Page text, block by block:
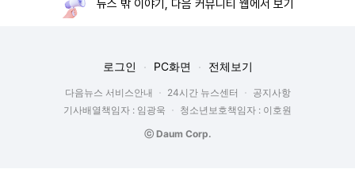
뉴스 밖 이야기, 다음 커뮤니티 웹에서 보기
로그인 PC화면 전체보기
다음뉴스 서비스안내 24시간 뉴스센터
공지사항
기사배열책임자 : 임광욱
청소년보호책임자 : 이호원
ⓒ Daum Corp.